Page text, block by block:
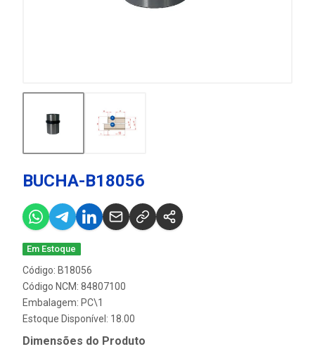
BUCHA-B18056
Em Estoque
Código: B18056
Código NCM: 84807100
Embalagem: PC\1
Estoque Disponível: 18.00
Dimensões do Produto